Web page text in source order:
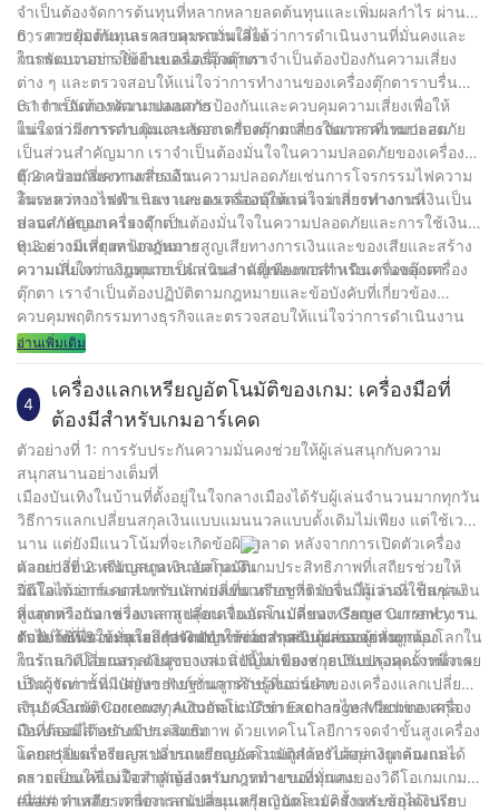
จำเป็นต้องจัดการต้นทุนที่หลากหลายลดต้นทุนและเพิ่มผลกำไร ผ่าน
การควบคุมต้นทุนเราสามารถมั่นใจได้ว่าการดำเนินงานที่มั่นคงและ
การพัฒนาอย่างยั่งยืนของเครื่องตุ๊กตา
6、 การป้องกันและควบคุมความเสี่ยง
ในกระบวนการใช้งานเครื่องตุ๊กตาเราจำเป็นต้องป้องกันความเสี่ยง
ต่าง ๆ และตรวจสอบให้แน่ใจว่าการทำงานของเครื่องตุ๊กตาราบรื่น
เราจำเป็นต้องพัฒนาแผนการป้องกันและควบคุมความเสี่ยงเพื่อให้
แน่ใจว่ามีการควบคุมและจัดการกับความเสี่ยงในเวลาที่เหมาะสม
6.1 การจัดการความปลอดภัย
ในระหว่างการดำเนินงานของเครื่องตุ๊กตาการจัดการความปลอดภัย
เป็นส่วนสำคัญมาก เราจำเป็นต้องมั่นใจในความปลอดภัยของเครื่อง
ตุ๊กตาป้องกันความเสี่ยงด้านความปลอดภัยเช่นการโจรกรรมไฟความ
ล้มเหลวทางไฟฟ้า ฯลฯ และตรวจสอบให้แน่ใจว่าการทำงานที่
ปลอดภัยของเครื่องตุ๊กตา
6.2 ความเสี่ยงทางการเงิน
ในระหว่างการดำเนินงานของเครื่องตุ๊กตาความเสี่ยงทางการเงินเป็น
ส่วนสำคัญมาก เราจำเป็นต้องมั่นใจในความปลอดภัยและการใช้เงิน
ทุนอย่างมีเหตุผลป้องกันการสูญเสียทางการเงินและของเสียและสร้าง
ความมั่นใจว่าเงินทุนการดำเนินงานที่เพียงพอสำหรับเครื่องตุ๊กตา
6.3 ความเสี่ยงทางกฎหมาย
ความเสี่ยงทางกฎหมายเป็นส่วนสำคัญของการดำเนินงานของเครื่อง
ตุ๊กตา เราจำเป็นต้องปฏิบัติตามกฎหมายและข้อบังคับที่เกี่ยวข้อง
ควบคุมพฤติกรรมทางธุรกิจและตรวจสอบให้แน่ใจว่าการดำเนินงาน
ตามกฎหมายและตามมาตรฐานของเครื่องตุ๊กตา
อ่านเพิ่มเติม
4
เครื่องแลกเหรียญอัตโนมัติของเกม: เครื่องมือที่
ต้องมีสำหรับเกมอาร์เคด
ตัวอย่างที่ 1: การรับประกันความมั่นคงช่วยให้ผู้เล่นสนุกกับความ
สนุกสนานอย่างเต็มที่
เมืองบันเทิงในบ้านที่ตั้งอยู่ในใจกลางเมืองได้รับผู้เล่นจำนวนมากทุกวัน
วิธีการแลกเปลี่ยนสกุลเงินแบบแมนนวลแบบดั้งเดิมไม่เพียง แต่ใช้เวลา
นาน แต่ยังมีแนวโน้มที่จะเกิดข้อผิดพลาด หลังจากการเปิดตัวเครื่อง
แลกเปลี่ยนเหรียญสกุลเงินอัตโนมัติเกมประสิทธิภาพที่เสถียรช่วยให้
มั่นใจได้ว่ากระบวนการแลกเปลี่ยนเหรียญที่ราบรื่น ไม่ว่าจะเป็นช่วง
สูงสุดหรือนอกช่วงเวลาสูงสุดเครื่องแลกเปลี่ยนเหรียญสามารถทำงาน
ต่อไปได้เพื่อให้มั่นใจถึงประสบการณ์การเล่นเกมของผู้เล่น
ตัวอย่างที่ 2: สนับสนุนหลายสกุลเงิน
วิดีโอเกมอาร์เคดสำหรับนักท่องเที่ยวต่างชาติมักจะมีผู้เล่นที่ใช้สกุลเงิน
ที่แตกต่างกัน เครื่องแลกเปลี่ยนเงินอัตโนมัติของ Game Currency รอง
รับฟังก์ชั่นของหลายสกุลเงินทำให้ง่ายสำหรับผู้เล่นจากทั่วทุกมุมโลกใน
การแลกเปลี่ยนสกุลเงินของเกม สิ่งนี้ไม่เพียงช่วยปรับปรุงคุณภาพการ
บริการเท่านั้น แต่ยังขยายฐานลูกค้าของอาร์เคด
ตัวอย่างที่ 3: ระบุและกำจัดปัญหาของสกุลเงินปลอมอย่างถูกต้อง
ในร้านวิดีโอเกมระดับสูงบางส่วนปัญหาของสกุลเงินปลอมครั้งหนึ่งเคย
เป็นผู้จัดการที่มีปัญหา ฟังก์ชั่นการรับรู้ที่แม่นยำของเครื่องแลกเปลี่ยน
เงินอัตโนมัติของเกมสกุลเงินอัตโนมัติช่วยลดการไหลเวียนของสกุล
เงินปลอมได้อย่างมีประสิทธิภาพ ด้วยเทคโนโลยีการจดจำขั้นสูงเครื่อง
แลกเปลี่ยนเหรียญสามารถแยกแยะความถูกต้องได้อย่างถูกต้องและ
ตรวจสอบให้แน่ใจว่าถูกต้องตามกฎหมายของทุกเกม
สรุป: Game Currency Automatic Coin Exchange Machine เครื่อง
มือที่ต้องมีสำหรับการเล่นเกม
โดยสรุปเครื่องแลกเปลี่ยนเหรียญอัตโนมัติสำหรับสกุลเงินเล่นเกมได้
กลายเป็นเครื่องมือสำคัญสำหรับการทำงานที่มั่นคงของวิดีโอเกมเกม
เนื่องจากเสถียรภาพการสนับสนุนสกุลเงินหลายครั้งและข้อได้เปรียบ
#### คำหลัก: เครื่องแลกเปลี่ยนเหรียญอัตโนมัติสำหรับสกุลเงินเก